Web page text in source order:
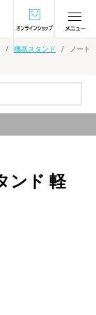
オンラインショ
機器スタンド
ノート
ンド 軽